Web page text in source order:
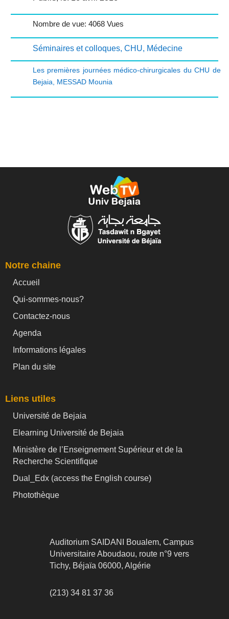
Nombre de vue: 4068 Vues
Séminaires et colloques, CHU, Médecine
Les premières journées médico-chirurgicales du CHU de
Bejaia
MESSAD Mounia
Notre chaine
Accueil
Qui-sommes-nous?
Contactez-nous
Agenda
Informations légales
Plan du site
Liens utiles
Université de Bejaia
Elearning Université de Bejaia
Ministère de l’Enseignement Supérieur et de la
Recherche Scientifique
Dual_Edx (access the English course)
Photothèque
Auditorium SAIDANI Boualem, Campus
Universitaire Aboudaou, route n°9 vers
Tichy, Béjaïa 06000, Algérie
(213) 34 81 37 36